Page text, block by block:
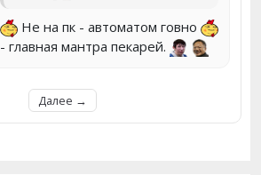
Не на пк - автоматом говно
- главная мантра пекарей.
Далее →